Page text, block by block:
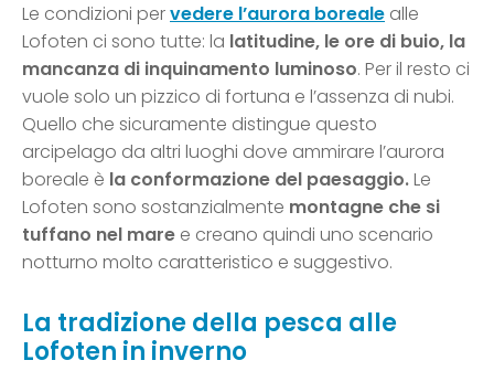
Le condizioni pervedere l’aurora boreale alle
Lofoten ci sono tutte: la latitudine, le ore di buio, la
mancanza di inquinamento luminoso. Per il resto ci
vuole solo un pizzico di fortuna e l’assenza di nubi.
Quello che sicuramente distingue questo
arcipelago da altri luoghi dove ammirare l’aurora
boreale è la conformazione del paesaggio.Le
Lofoten sono sostanzialmente montagne che si
tuffano nel mare e creano quindi uno scenario
notturno molto caratteristico e suggestivo.
La tradizione della pesca alle
Lofoten in inverno